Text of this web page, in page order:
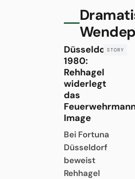
Düsseldorf
1980:
Rehhagel
widerlegt
das
Image
Bei Fortuna
Düsseldorf
beweist
Rehhagel